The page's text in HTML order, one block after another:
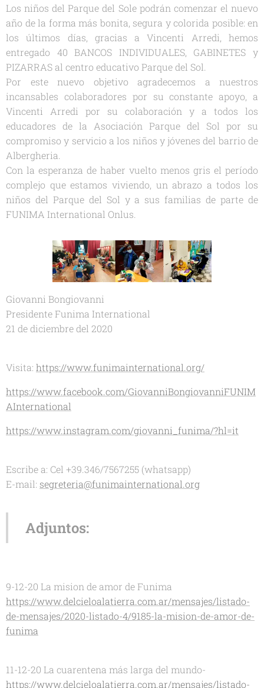
Los niños del Parque del Sole podrán comenzar el nuevo
año de la forma más bonita, segura y colorida posible: en
los últimos días, gracias a Vincenti Arredi, hemos
entregado 40 BANCOS INDIVIDUALES, GABINETES y
PIZARRAS al centro educativo Parque del Sol.
Por este nuevo objetivo agradecemos a nuestros
incansables colaboradores por su constante apoyo, a
Vincenti Arredi por su colaboración y a todos los
educadores de la Asociación Parque del Sol por su
compromiso y servicio a los niños y jóvenes del barrio de
Albergheria.
Con la esperanza de haber vuelto menos gris el período
complejo que estamos viviendo, un abrazo a todos los
niños del Parque del Sol y a sus familias de parte de
FUNIMA International Onlus.
Giovanni Bongiovanni
Presidente Funima International
21 de diciembre del 2020
Visita: https://www.funimainternational.org/
https://www.facebook.com/GiovanniBongiovanniFUNIM
AInternational
https://www.instagram.com/giovanni_funima/?hl=it
Escribe a: Cel +39.346/7567255 (whatsapp)
E-mail: segreteria@funimainternational.org
Adjuntos:
9-12-20 La mision de amor de Funima
https://www.delcieloalatierra.com.ar/mensajes/listado-
de-mensajes/2020-listado-4/9185-la-mision-de-amor-de-
funima
11-12-20 La cuarentena más larga del mundo-
https://www.delcieloalatierra.com.ar/mensajes/listado-